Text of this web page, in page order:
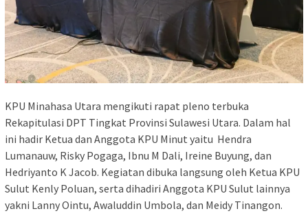
KPU Minahasa Utara mengikuti rapat pleno terbuka
Rekapitulasi DPT Tingkat Provinsi Sulawesi Utara. Dalam hal
ini hadir Ketua dan Anggota KPU Minut yaitu Hendra
Lumanauw, Risky Pogaga, Ibnu M Dali, Ireine Buyung, dan
Hedriyanto K Jacob. Kegiatan dibuka langsung oleh Ketua KPU
Sulut Kenly Poluan, serta dihadiri Anggota KPU Sulut lainnya
yakni Lanny Ointu, Awaluddin Umbola, dan Meidy Tinangon.